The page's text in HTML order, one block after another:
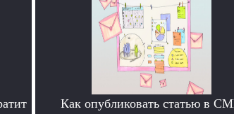
Как опубликовать статью в